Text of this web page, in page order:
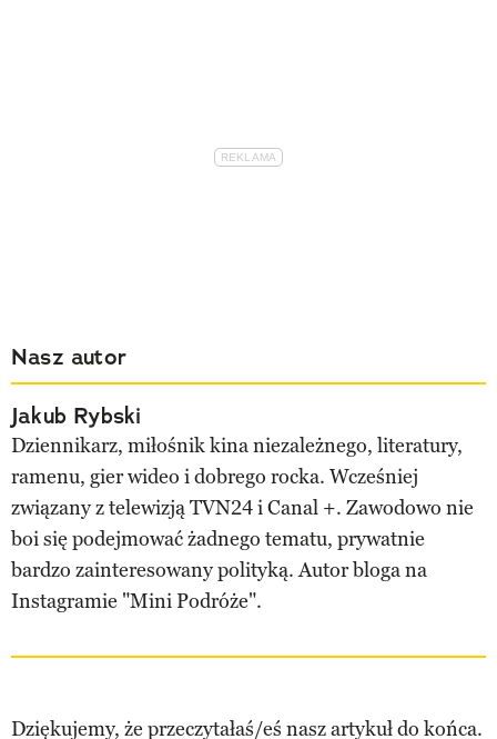
Nasz autor
Jakub Rybski
Dziennikarz, miłośnik kina niezależnego, literatury,
ramenu, gier wideo i dobrego rocka. Wcześniej
związany z telewizją TVN24 i Canal +. Zawodowo nie
boi się podejmować żadnego tematu, prywatnie
bardzo zainteresowany polityką. Autor bloga na
Instagramie "Mini Podróże".
Dziękujemy, że przeczytałaś/eś nasz artykuł do końca.